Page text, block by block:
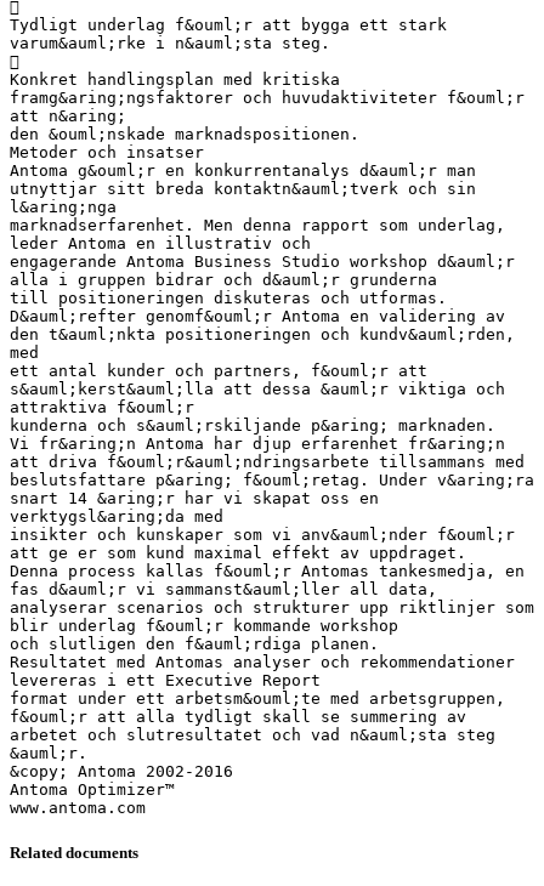

Tydligt underlag f&ouml;r att bygga ett stark
varum&auml;rke i n&auml;sta steg.

Konkret handlingsplan med kritiska
framg&aring;ngsfaktorer och huvudaktiviteter f&ouml;r
att n&aring;
den &ouml;nskade marknadspositionen.
Metoder och insatser
Antoma g&ouml;r en konkurrentanalys d&auml;r man
utnyttjar sitt breda kontaktn&auml;tverk och sin
l&aring;nga
marknadserfarenhet. Men denna rapport som underlag,
leder Antoma en illustrativ och
engagerande Antoma Business Studio workshop d&auml;r
alla i gruppen bidrar och d&auml;r grunderna
till positioneringen diskuteras och utformas.
D&auml;refter genomf&ouml;r Antoma en validering av
den t&auml;nkta positioneringen och kundv&auml;rden,
med
ett antal kunder och partners, f&ouml;r att
s&auml;kerst&auml;lla att dessa &auml;r viktiga och
attraktiva f&ouml;r
kunderna och s&auml;rskiljande p&aring; marknaden.
Vi fr&aring;n Antoma har djup erfarenhet fr&aring;n
att driva f&ouml;r&auml;ndringsarbete tillsammans med
beslutsfattare p&aring; f&ouml;retag. Under v&aring;ra
snart 14 &aring;r har vi skapat oss en
verktygsl&aring;da med
insikter och kunskaper som vi anv&auml;nder f&ouml;r
att ge er som kund maximal effekt av uppdraget.
Denna process kallas f&ouml;r Antomas tankesmedja, en
fas d&auml;r vi sammanst&auml;ller all data,
analyserar scenarios och strukturer upp riktlinjer som
blir underlag f&ouml;r kommande workshop
och slutligen den f&auml;rdiga planen.
Resultatet med Antomas analyser och rekommendationer
levereras i ett Executive Report
format under ett arbetsm&ouml;te med arbetsgruppen,
f&ouml;r att alla tydligt skall se summering av
arbetet och slutresultatet och vad n&auml;sta steg
&auml;r.
&copy; Antoma 2002-2016
Antoma Optimizer™
Related documents